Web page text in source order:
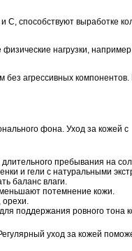
способствуют выработке
нагрузки,
агрессивных компонентов.
фона. Уход за кожей с
пребывания на
и гели с натуральными
баланс влаги.
потемнение кожи.
поддержания ровного тона
уход за кожей